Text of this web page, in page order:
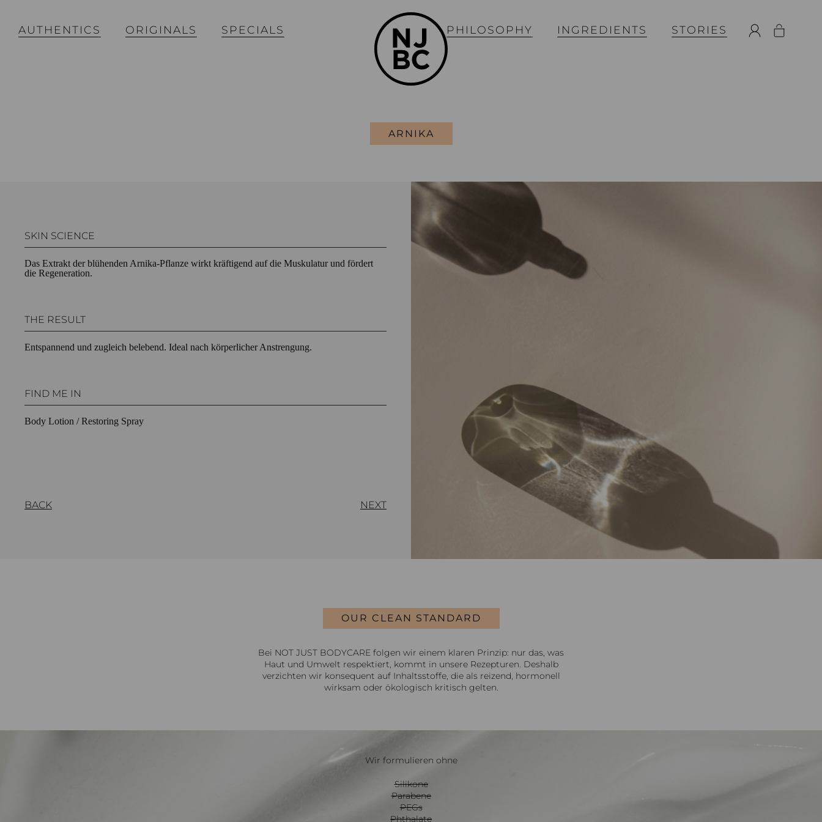
AUTHENTICS ORIGINALS SPECIALS PHILOSOPHY INGREDIENTS STORIES
ARNIKA
SKIN SCIENCE
Das Extrakt der blühenden Arnika-Pflanze wirkt kräftigend auf die Muskulatur und fördert
die Regeneration.
THE RESULT
Entspannend und zugleich belebend. Ideal nach körperlicher Anstrengung.
FIND ME IN
Body Lotion / Restoring Spray
BACK NEXT
OUR CLEAN STANDARD
Bei NOT JUST BODYCARE folgen wir einem klaren Prinzip: nur das, was
Haut und Umwelt respektiert, kommt in unsere Rezepturen. Deshalb
verzichten wir konsequent auf Inhaltsstoffe, die als reizend, hormonell
wirksam oder ökologisch kritisch gelten.
Wir formulieren ohne
Silikone
Parabene
PEGs
Phthalate